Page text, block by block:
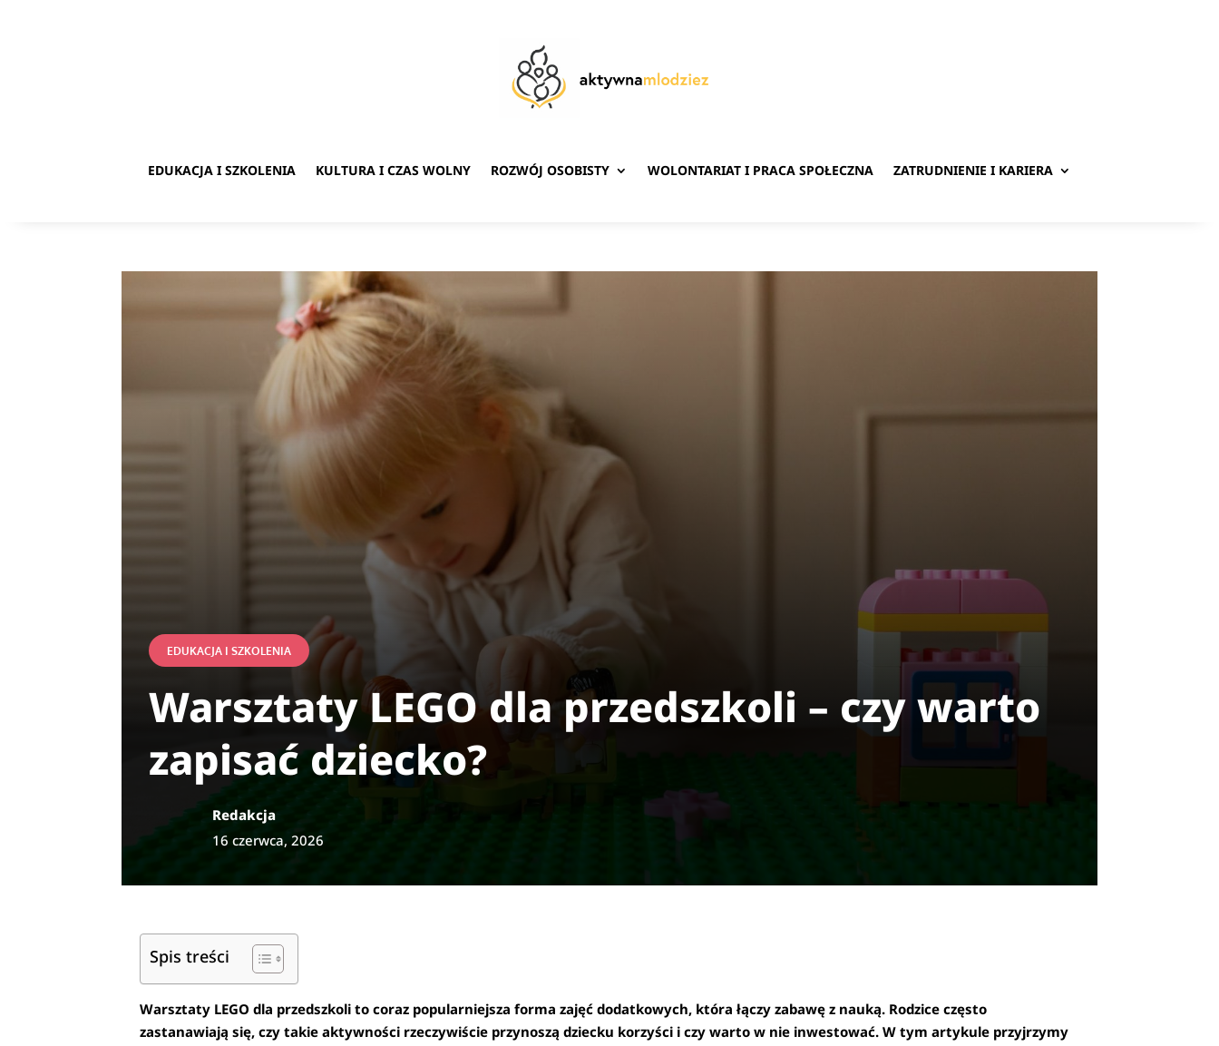
EDUKACJA I SZKOLENIA KULTURA I CZAS WOLNY ROZWÓJ OSOBISTY WOLONTARIAT I PRACA SPOŁECZNA ZATRUDNIENIE I KARIERA
EDUKACJA I SZKOLENIA
Warsztaty LEGO dla przedszkoli – czy warto
zapisać dziecko?
Redakcja
16 czerwca, 2026
Spis treści
Warsztaty LEGO dla przedszkoli to coraz popularniejsza forma zajęć dodatkowych, która łączy zabawę z nauką. Rodzice często
zastanawiają się, czy takie aktywności rzeczywiście przynoszą dziecku korzyści i czy warto w nie inwestować. W tym artykule przyjrzymy